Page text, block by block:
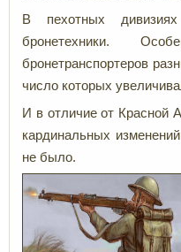
В пехотных
бронетехники.
бронетранспортеров
число которых
И в отличие от Красной
кардинальных
не было.